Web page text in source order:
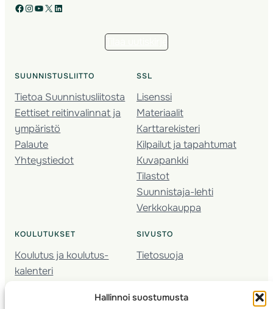
Hallinnoi suostumusta
Facebook Instagram YouTube X LinkedIn
SUUNNISTUSLIITTO
Tietoa Suunnistusliitosta
Eettiset reitinvalinnat ja
ympäristö
Palaute
Yhteystiedot
SSL
Lisenssi
Materiaalit
Karttarekisteri
Kilpailut ja tapahtumat
Kuvapankki
Tilastot
Suunnistaja-lehti
Verkkokauppa
KOULUTUKSET
Koulutus ja koulutus­
kalenteri
Seura­kehittäminen
SIVUSTO
Tietosuoja